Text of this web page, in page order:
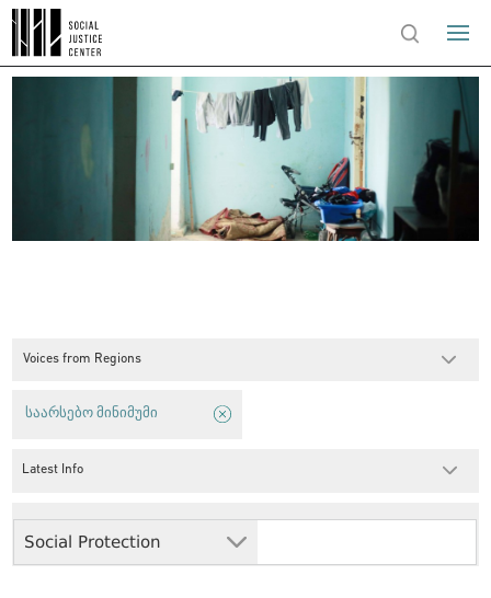
Voices from Regions
Social Protection
საარსებო მინიმუმი
Latest Info